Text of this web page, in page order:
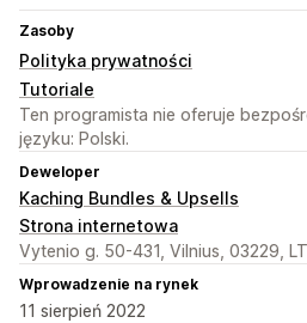
Zasoby
Polityka prywatności
Tutoriale
Ten programista nie oferuje
języku: Polski.
Deweloper
Kaching Bundles & Upsells
Strona internetowa
Vytenio g. 50-431, Vilnius, 03229, LT
Wprowadzenie na rynek
11 sierpień 2022